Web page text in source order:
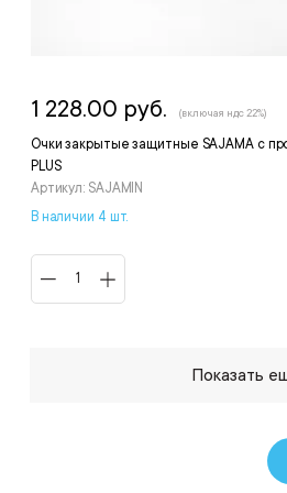
Очки закрытые защитные SAJAMA с
PLUS
Артикул: SAJAMIN
1 228.00 руб. (включая ндс 22%)
В наличии 4 шт.
Показать